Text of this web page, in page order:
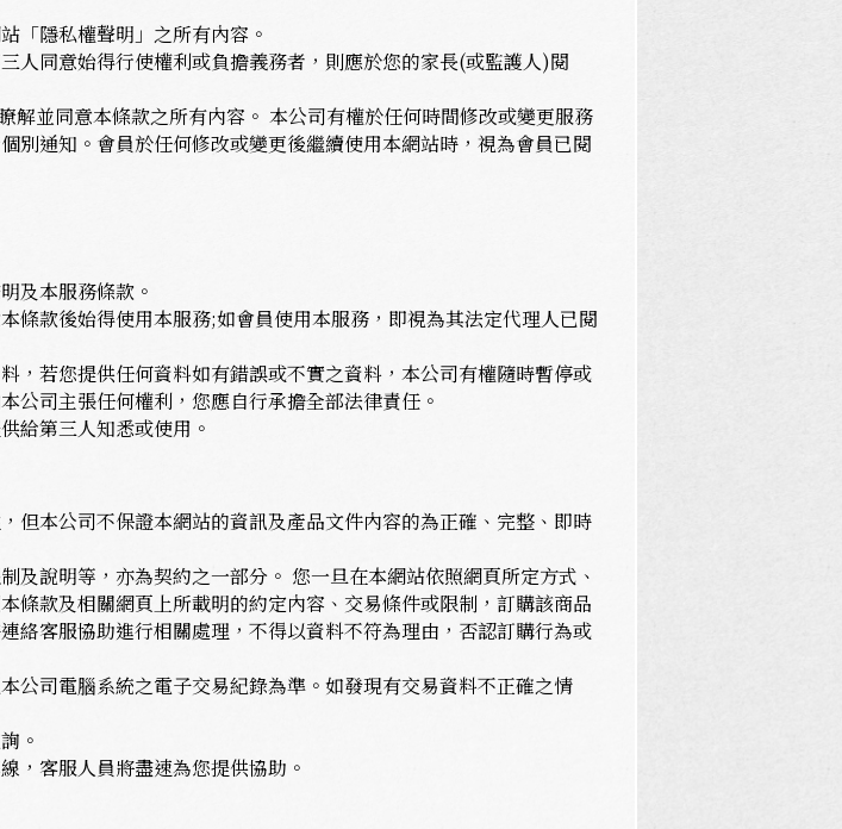
「隱私權聲明」之所有內容。
人同意始得行使權利或負擔義務者，則應於您的家長(或監護人)閱
並同意本條款之所有內容。 本公司有權於任何時間修改或變更服務
別通知。會員於任何修改或變更後繼續使用本網站時，視為會員已閱
及本服務條款。
條款後始得使用本服務;如會員使用本服務，即視為其法定代理人已閱
，若您提供任何資料如有錯誤或不實之資料，本公司有權隨時暫停或
公司主張任何權利，您應自行承擔全部法律責任。
給第三人知悉或使用。
但本公司不保證本網站的資訊及產品文件內容的為正確、完整、即時
及說明等，亦為契約之一部分。 您一旦在本網站依照網頁所定方式、
條款及相關網頁上所載明的約定內容、交易條件或限制，訂購該商品
絡客服協助進行相關處理，不得以資料不符為理由，否認訂購行為或
公司電腦系統之電子交易紀錄為準。如發現有交易資料不正確之情
。
，客服人員將盡速為您提供協助。